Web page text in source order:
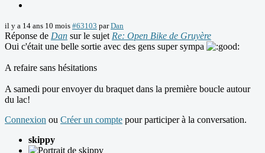
il y a 14 ans 10 mois #63103 parDan
Réponse de Dan sur le sujet Re: Open Bike de Gruyère
Oui c'était une belle sortie avec des gens super sympa
A refaire sans hésitations
A samedi pour envoyer du braquet dans la première boucle autour
du lac!
Connexion ou Créer un compte pour participer à la conversation.
skippy